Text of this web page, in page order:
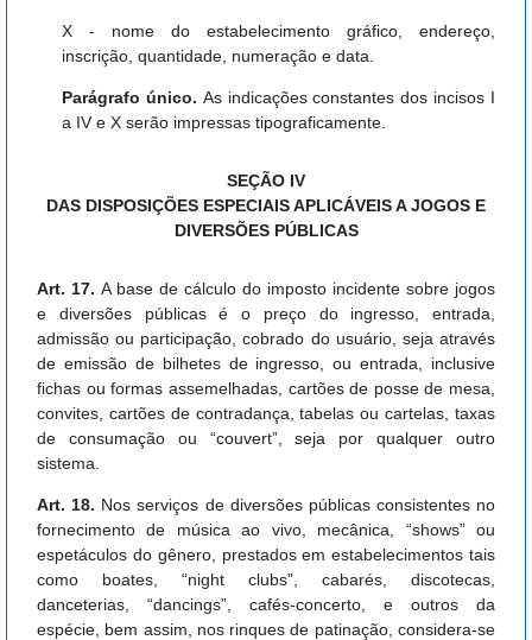
X - nome do estabelecimento gráfico, endereço,
inscrição, quantidade, numeração e data.
Parágrafo único. As indicações constantes dos incisos I
a IV e X serão impressas tipograficamente.
SEÇÃO IV
DAS DISPOSIÇÕES ESPECIAIS APLICÁVEIS A JOGOS E
DIVERSÕES PÚBLICAS
Art. 17. A base de cálculo do imposto incidente sobre jogos
e diversões públicas é o preço do ingresso, entrada,
admissão ou participação, cobrado do usuário, seja através
de emissão de bilhetes de ingresso, ou entrada, inclusive
fichas ou formas assemelhadas, cartões de posse de mesa,
convites, cartões de contradança, tabelas ou cartelas, taxas
de consumação ou “couvert”, seja por qualquer outro
sistema.
Art. 18. Nos serviços de diversões públicas consistentes no
fornecimento de música ao vivo, mecânica, “shows” ou
espetáculos do gênero, prestados em estabelecimentos tais
como boates, “night clubs”, cabarés, discotecas,
danceterias, “dancings”, cafés-concerto, e outros da
espécie, bem assim, nos rinques de patinação, considera-se